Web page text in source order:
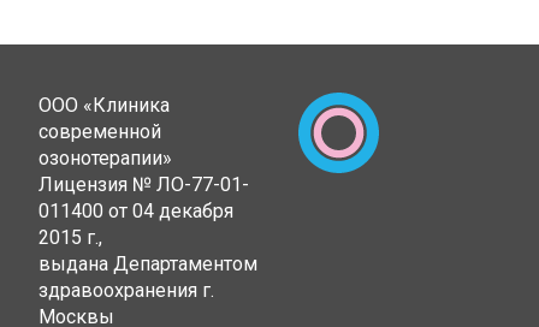
ООО «Клиника
современной
озонотерапии»
Лицензия № ЛО-77-01-
011400 от 04 декабря
2015 г.,
выдана Департаментом
здравоохранения г.
Москвы